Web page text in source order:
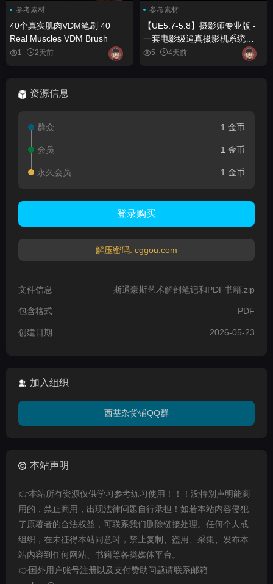
参考素材
40个真实肌肉VDM笔刷 40
Real Muscles VDM Brush
1 2天前
参考素材
【UE5.7-5.8】摄影师专业版 -
一套电影级逼真摄影机系统
Cinematographer PRO - A
5 4天前
资源信息
群众 1 金币
会员 1 金币
永久会员 1 金币
登录购买
解压密码: cggou.com
文件信息 斯通豪斯艺术解剖笔记和PDF书籍.zip
包含格式 PDF
创建日期 2026-05-23
加入组织
西基杂货铺QQ群
本站声明
👉本站所有资源仅供学习参考练习使用！！！没特别声明能商
用的，禁止商用，出现法律问题自行承担！如若本站内容侵犯
了原著者的合法权益，可联系我们删除链接处理。任何个人或
组织，在未征得本站同意时，禁止复制、盗用、采集、发布本
站内容到任何网站、书籍等各类媒体平台。
👉国外用户账号注册以及支付赞助问题请联系邮箱